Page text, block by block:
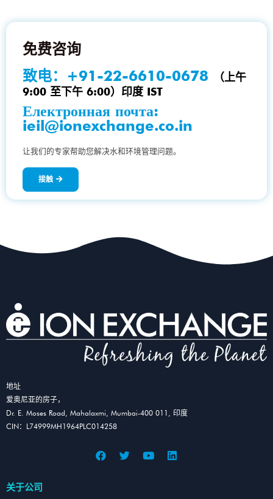
免费咨询
致电：
+91-22-6610-0678
（上午
9:00 至下午 6:00）印度 IST
Електронная почта:
ieil@ionexchange.co.in
让我们的专家帮助您解决水和环境管理问题。
接触
地址
爱奥尼亚的房子，
Dr. E. Moses Road, Mahalaxmi, Mumbai-400 011, 印度
CIN：L74999MH1964PLC014258
关于公司